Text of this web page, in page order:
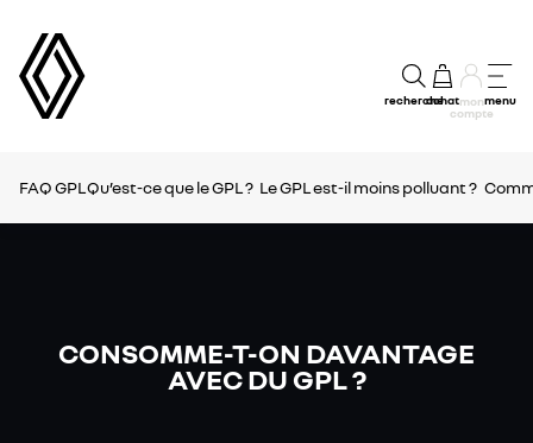
rechercheachatmon
compte
menu
FAQ GPLQu’est-ce que le GPL ? Le GPL est-il moins polluant ?
CONSOMME-T-ON DAVANTAGE
AVEC DU GPL ?